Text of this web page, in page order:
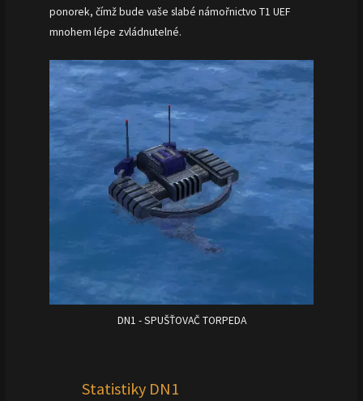
ponorek, čímž bude vaše slabé námořnictvo T1 UEF
mnohem lépe zvládnutelné.
DN1 - SPUŠŤOVAČ TORPEDA
Statistiky DN1